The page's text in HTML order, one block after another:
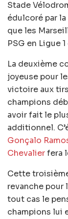
Stade
édulcoré par
que les
PSG en Ligue
La deuxième
joyeuse pour
victoire aux
champions
avoir fait le
additionnel.
Gonçalo
Chevalierfera
Cette
revanche pour
tout cas le
champions lui